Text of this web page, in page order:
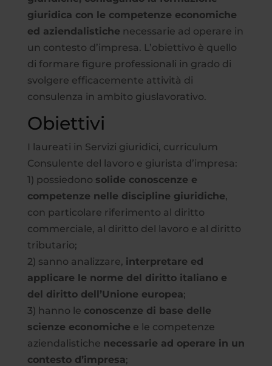
giuridica con le competenze economiche
ed aziendalistiche necessarie ad operare in
un contesto d’impresa. L’obiettivo è quello
di formare figure professionali in grado di
svolgere efficacemente attività di
consulenza in ambito giuslavorativo.
Obiettivi
I laureati in Servizi giuridici, curriculum
Consulente del lavoro e giurista d’impresa:
1) possiedono solide conoscenze e
competenze nelle discipline giuridiche,
con particolare riferimento al diritto
commerciale, al diritto del lavoro e al diritto
tributario;
2) sanno analizzare, interpretare ed
applicare le norme del diritto italiano e
del diritto dell’Unione europea;
3) hanno le conoscenze di base delle
scienze economiche e le competenze
aziendalistiche necessarie ad operare in un
contesto d’impresa;